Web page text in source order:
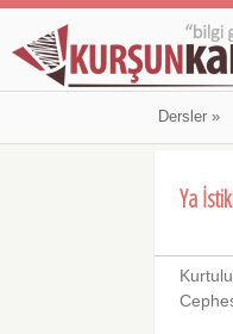
Dersler»
Ya